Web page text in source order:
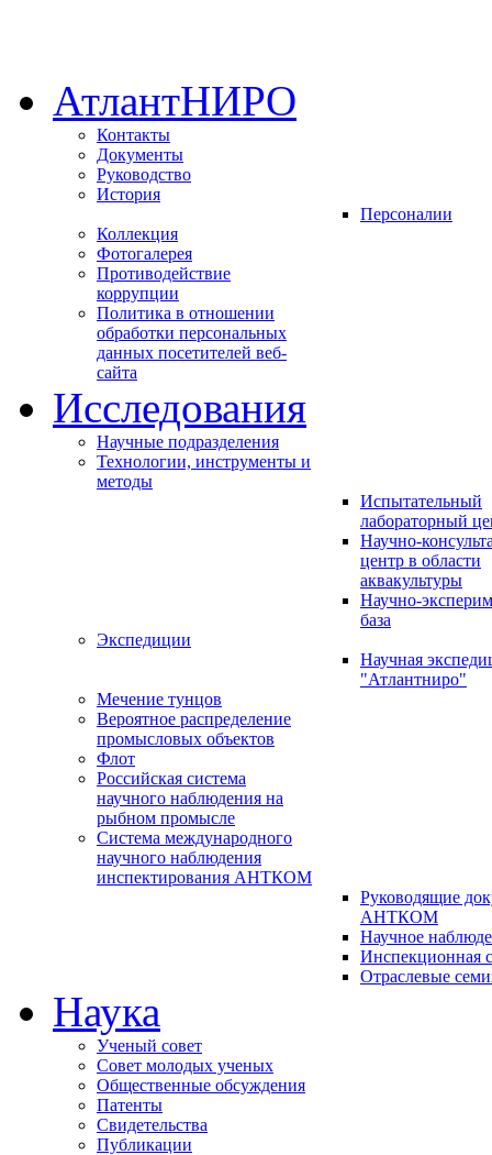
АтлантНИРО
Контакты
Документы
Руководство
История
Персоналии
Коллекция
Фотогалерея
Противодействие
коррупции
Политика в отношении
обработки персональных
данных посетителей веб-
сайта
Исследования
Научные подразделения
Технологии, инструменты и
методы
Испытательный
лабораторный
Научно-
центр в области
аквакультуры
Научно-
база
Экспедиции
Научная
"Атлантниро"
Мечение тунцов
Вероятное распределение
промысловых объектов
Флот
Российская система
научного наблюдения на
рыбном промысле
Система международного
научного наблюдения
инспектирования АНТКОМ
Руководящие
АНТКОМ
Научное
Инспекционная
Отраслевые
Наука
Ученый совет
Совет молодых ученых
Общественные обсуждения
Патенты
Свидетельства
Публикации